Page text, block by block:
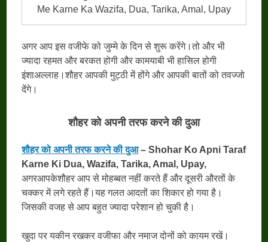
Me Karne Ka Wazifa, Dua, Tarika, Amal, Upay
अगर आप इस वजीफे को जुम्मे के दिन से शुरू करेंगे।तो और भी
ज्यादा रहमत और बरकत होगी और कामयाबी भी हासिल होगी
इंशाअल्लाह।शौहर आपकी मुट्ठी में होंगे और आपकी बातों को तवज्जो
देंगे।
शौहर को अपनी तरफ करने की दुआ
शौहर को अपनी तरफ करने की दुआ– Shohar Ko Apni Taraf
Karne Ki Dua, Wazifa, Tarika, Amal, Upay,
अगरआपकेशौहर आप से मोहब्बत नहीं करते हैं और दूसरी औरतों के
चक्कर में लगे रहते हैं।यह गलत आदतों का शिकार हो गया है।
जिसकी वजह से आप बहुत ज्यादा परेशान हो चुकी है।
खुदा पर यकीन रखकर वजीफा और नमाज दोनों को कायम रखें।